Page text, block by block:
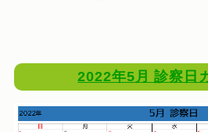
2022年5月 診察日